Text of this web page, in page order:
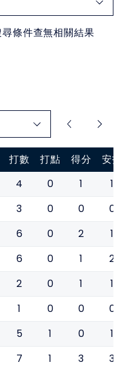
條件查無相關結果
打數 打點 得分
安打
4 0 1 1
3 0 0 0
6 0 2 1
6 0 1 2
2 0 1 1
1 0 0 0
5 1 0 1
7 1 3 3